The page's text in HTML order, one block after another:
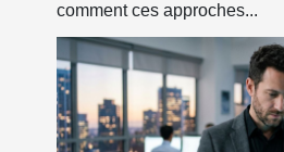
comment ces approches...